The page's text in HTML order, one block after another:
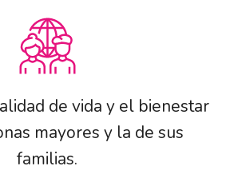
de vida y el bienestar
mayores y la de sus
familias.